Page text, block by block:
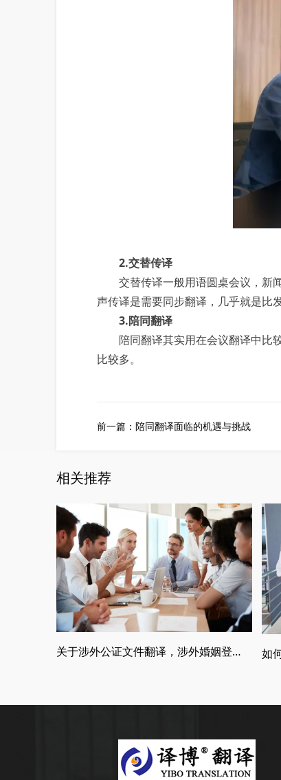
2.交替传译
交替传译一般用语圆桌会议，新闻
声传译是需要同步翻译，几乎就是比
3.陪同翻译
陪同翻译其实用在会议翻译中比较
比较多。
前一篇： 陪同翻译面临的机遇与挑战
相关推荐
关于涉外公证文件翻译，涉外婚姻登记，留学翻译介绍